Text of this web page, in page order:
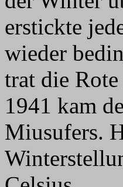
erstickte
wieder
trat die
1941 kam
Miusufers.